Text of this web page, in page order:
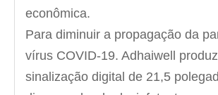
econômica.
Para diminuir a propagação da
vírus COVID-19. Adhaiwell
sinalização digital de 21,5